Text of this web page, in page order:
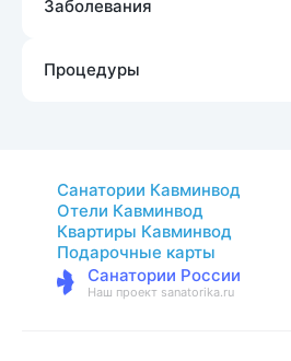
Заболевания
Процедуры
Санатории Кавминвод
Отели Кавминвод
Квартиры Кавминвод
Подарочные карты
Санатории России
Наш проект sanatorika.ru